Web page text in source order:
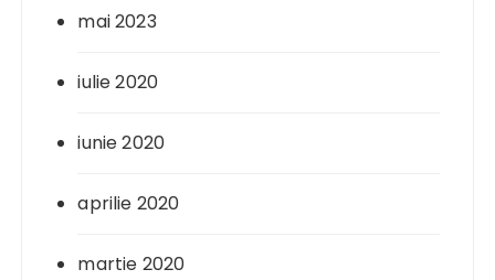
mai 2023
iulie 2020
iunie 2020
aprilie 2020
martie 2020